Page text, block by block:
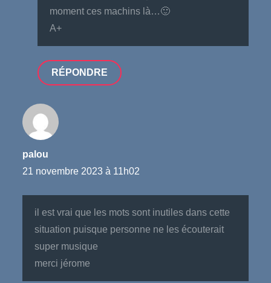
moment ces machins là…🙂
A+
RÉPONDRE
palou
21 novembre 2023 à 11h02
il est vrai que les mots sont inutiles dans cette
situation puisque personne ne les écouterait
super musique
merci jérome